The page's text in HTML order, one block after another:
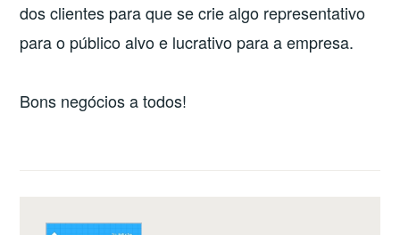
dos clientes para que se crie algo representativo
para o público alvo e lucrativo para a empresa.
Bons negócios a todos!